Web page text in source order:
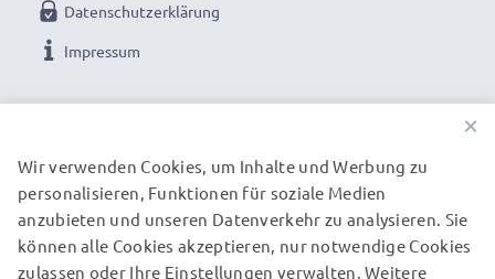
Sony Kamera Kabel: USB Kabel für Sony Cyber-shot
DSC-S30 DSC-S50 Fotokamera / Videokamera:
Marke:subtel Camera USB Cables
Cable)
Kameraseitiger Anschlussstecker: 4 Pin Camera
Connector
USB Stromstecker: USB A
Datenschutzerklärung
Impressum
UNSERE VERSANDPARTNER
×
Wir verwenden Cookies, um Inhalte und Werbung zu
personalisieren, Funktionen für soziale Medien
anzubieten und unseren Datenverkehr zu analysieren. Sie
können alle Cookies akzeptieren, nur notwendige Cookies
zulassen oder Ihre Einstellungen verwalten. Weitere